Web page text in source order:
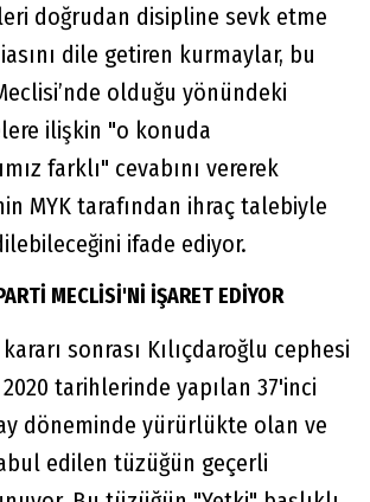
doğrudan disipline sevk etme
dile getiren kurmaylar, bu
olduğu yönündeki
ilişkin "o konuda
farklı" cevabını vererek
MYK tarafından ihraç talebiyle
ifade ediyor.
MECLİSİ'Nİ İŞARET EDİYOR
sonrası Kılıçdaroğlu cephesi
tarihlerinde yapılan 37'inci
döneminde yürürlükte olan ve
edilen tüzüğün geçerli